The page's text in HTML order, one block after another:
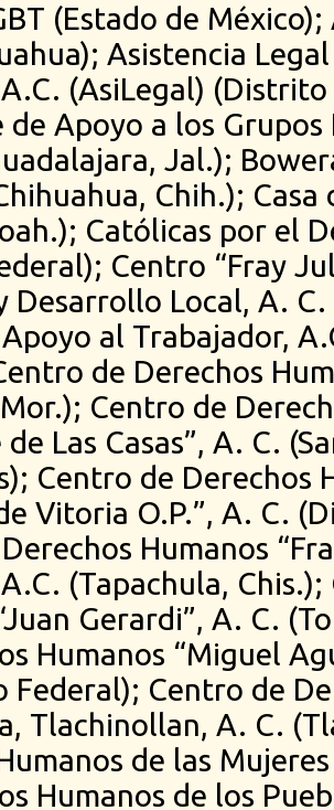
(Estado de
Asistencia
(AsiLegal)
de Apoyo a los Grupos
Jal.);
Chih.);
Católicas por el
Centro “Fray
Desarrollo Local, A.
al Trabajador,
de Derechos
Centro de
Las Casas”, A. C.
Centro de Derechos
Vitoria O.P.”, A. C.
Humanos
(Tapachula,
Gerardi”, A. C.
Humanos “Miguel
Federal); Centro de
Tlachinollan, A. C.
de las
Humanos de los